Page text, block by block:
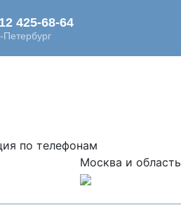
по телефонам
Москва и область